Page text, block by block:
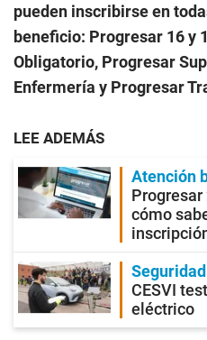
pueden inscribirse en
beneficio: Progresar 16 y
Obligatorio, Progresar
Enfermería y Progresar
LEE ADEMÁS
Atención
Progresar
cómo
CESVI
eléctrico